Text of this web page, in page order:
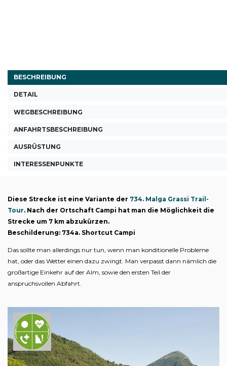
BESCHREIBUNG
DETAIL
WEGBESCHREIBUNG
ANFAHRTSBESCHREIBUNG
AUSRÜSTUNG
INTERESSENPUNKTE
Diese Strecke ist eine Variante der 734. Malga Grassi Trail-
Tour. Nach der Ortschaft Campi hat man die Möglichkeit die
Strecke um 7 km abzukürzen.
Beschilderung: 734a. Shortcut Campi
Das sollte man allerdings nur tun, wenn man konditionelle Probleme
hat, oder das Wetter einen dazu zwingt. Man verpasst dann nämlich die
großartige Einkehr auf der Alm, sowie den ersten Teil der
anspruchsvollen Abfahrt.